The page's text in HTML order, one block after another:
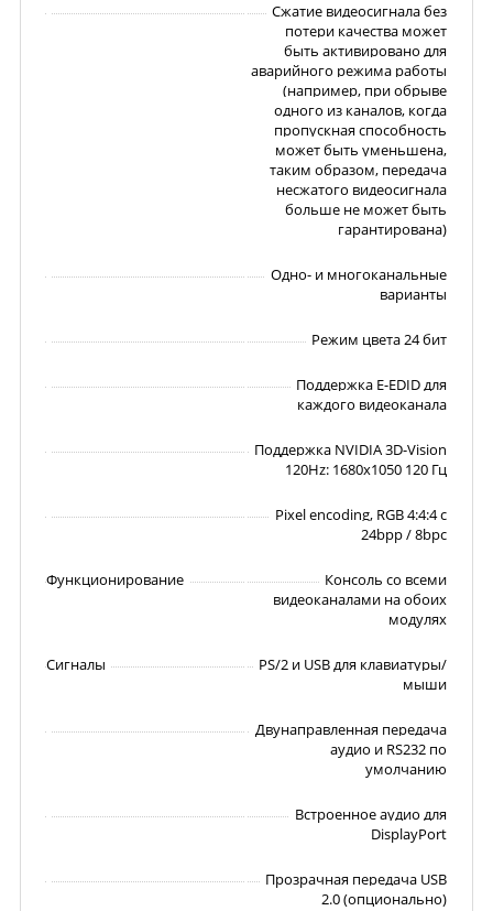
Сжатие видеосигнала без
потери качества может
быть активировано для
аварийного режима работы
(например, при обрыве
одного из каналов, когда
пропускная способность
может быть уменьшена,
таким образом, передача
несжатого видеосигнала
больше не может быть
гарантирована)
Одно- и многоканальные
варианты
Режим цвета 24 бит
Поддержка E-EDID для
каждого видеоканала
Поддержка NVIDIA 3D-Vision
120Hz: 1680x1050 120 Гц
Pixel encoding, RGB 4:4:4 с
24bpp / 8bpc
Функционирование
Консоль со всеми
видеоканалами на обоих
модулях
Сигналы
PS/2 и USB для клавиатуры/
мыши
Двунаправленная передача
аудио и RS232 по
умолчанию
Встроенное аудио для
DisplayPort
Прозрачная передача USB
2.0 (опционально)